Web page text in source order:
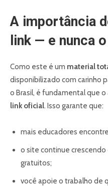
A importância
link — e nunca
Como este é um material
disponibilizado com carinho
o Brasil, é fundamental que
link oficial. Isso garante que:
mais educadores
o site continue
gratuitos;
você apoie o trabalho de